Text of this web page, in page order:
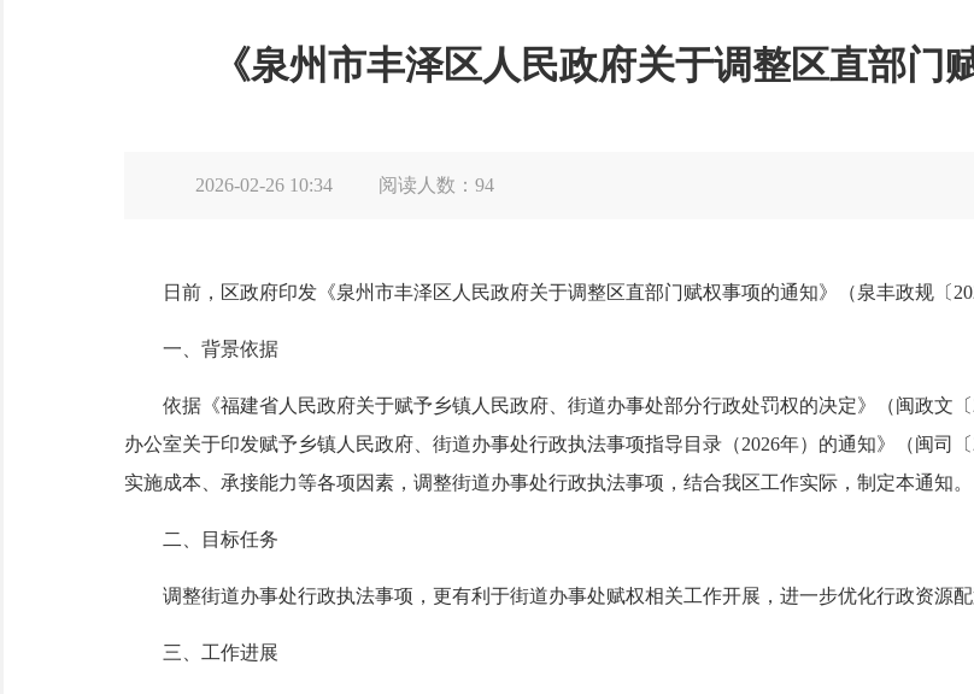
《泉州市丰泽区人民政府关于调整区直部门
2026-02-26 10:34 阅读人数： 94
日前，区政府印发《泉州市丰泽区人民政府关于调整区直部门赋权事项的通知》（泉丰政规〔
一、背景依据
依据《福建省人民政府关于赋予乡镇人民政府、街道办事处部分行政处罚权的决定》（闽政文〔
办公室关于印发赋予乡镇人民政府、街道办事处行政执法事项指导目录（2026年）的通知》（闽司
实施成本、承接能力等各项因素，调整街道办事处行政执法事项，结合我区工作实际，制定本通知。
二、目标任务
调整街道办事处行政执法事项，更有利于街道办事处赋权相关工作开展，进一步优化行政资源配
三、工作进展